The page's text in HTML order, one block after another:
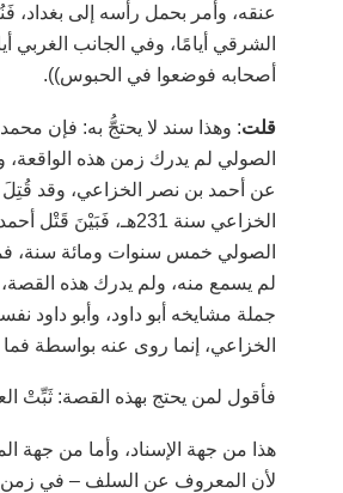
عنقه، وأمر بحمل رأسه إلى
الشرقي أيامًا، وفي الجانب الغربي
أصحابه فوضعوا في الحبوس)).
قلت: وهذا سند لا يحتجُّ به: فإن
الصولي لم يدرك زمن هذه الواقعة،
عن أحمد بن نصر الخزاعي، وقد قُتِلَ
الخزاعي سنة 231هـ، فَبَيْنَ
الصولي خمس سنوات ومائة سنة،
لم يسمع منه، ولم يدرك هذه
جملة مشايخه أبو داود، وأبو داود
الخزاعي، إنما روى عنه بواسطة
فأقول لمن يحتج بهذه القصة: ثَبِّتْ
هذا من جهة الإسناد، وأما من جهة
لأن المعروف عن السلف– في زمن